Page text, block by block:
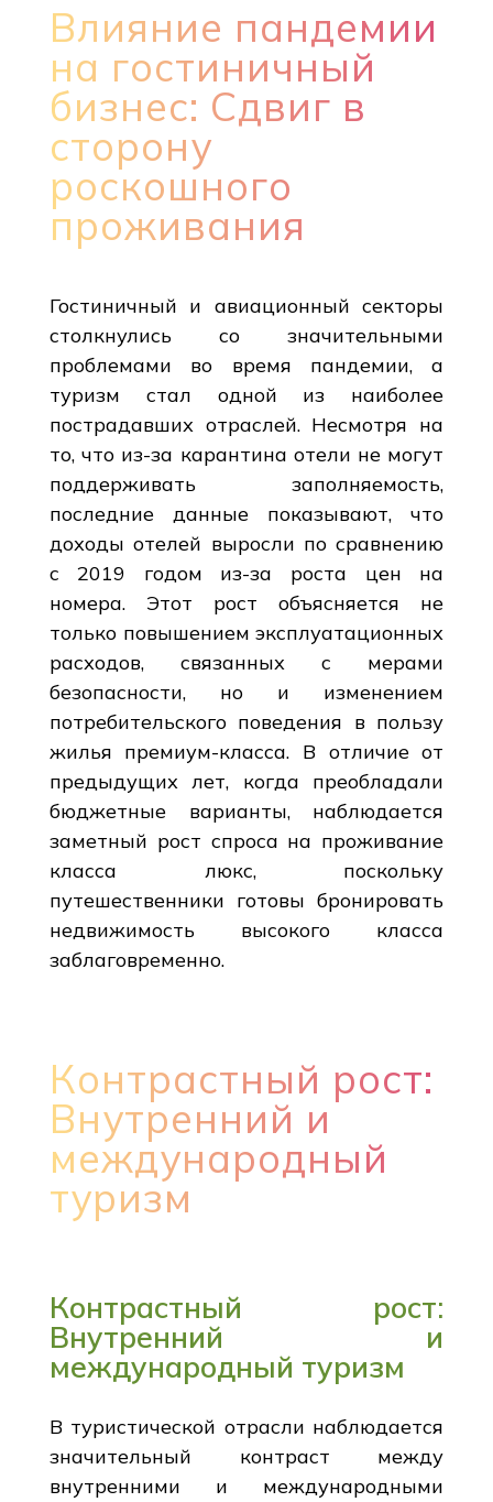
Влияние пандемии
на гостиничный
бизнес: Сдвиг в
сторону
роскошного
проживания
Гостиничный и авиационный секторы
столкнулись со значительными
проблемами во время пандемии, а
туризм стал одной из наиболее
пострадавших отраслей. Несмотря на
то, что из-за карантина отели не могут
поддерживать заполняемость,
последние данные показывают, что
доходы отелей выросли по сравнению
с 2019 годом из-за роста цен на
номера. Этот рост объясняется не
только повышением эксплуатационных
расходов, связанных с мерами
безопасности, но и изменением
потребительского поведения в пользу
жилья премиум-класса. В отличие от
предыдущих лет, когда преобладали
бюджетные варианты, наблюдается
заметный рост спроса на проживание
класса люкс, поскольку
путешественники готовы бронировать
недвижимость высокого класса
заблаговременно.
Контрастный рост:
Внутренний и
международный
туризм
Контрастный рост:
Внутренний и
международный туризм
В туристической отрасли наблюдается
значительный контраст между
внутренними и международными